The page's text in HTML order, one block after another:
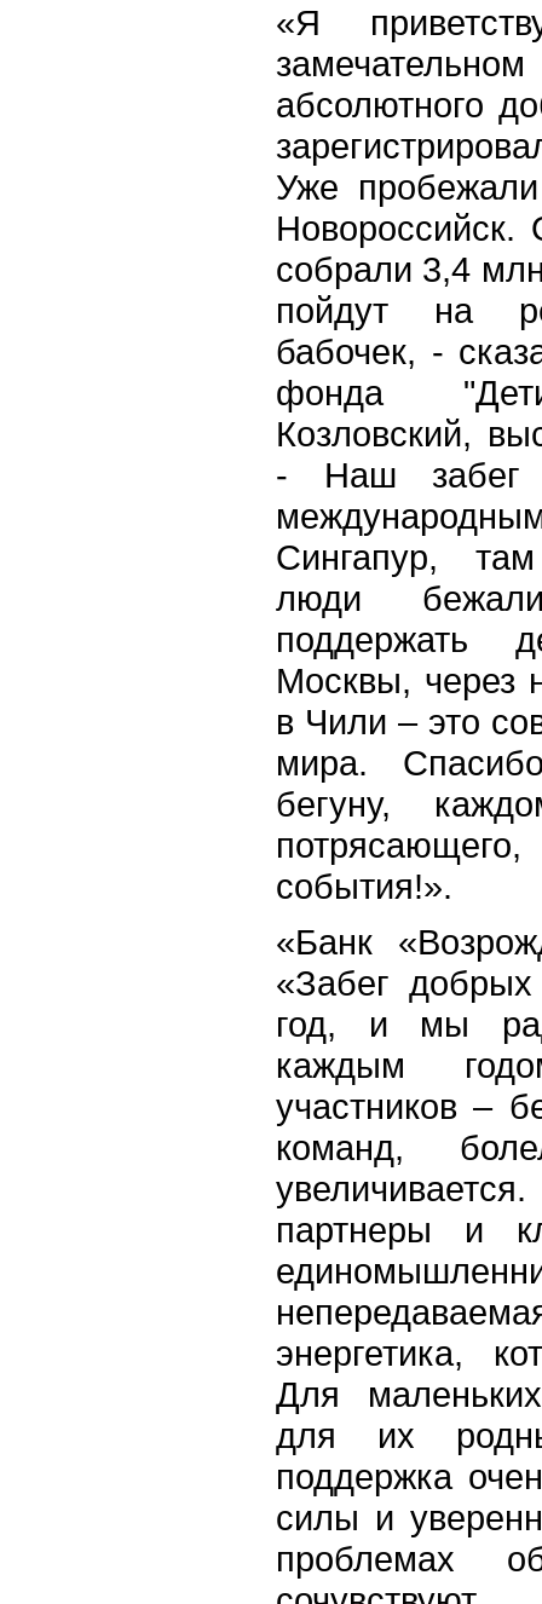
«Я
абсолютного
Уже
собрали 3,4
пойдут на
бабочек, -
фонда
Козловский,
- Наш забег
Сингапур,
люди
поддержать
Москвы, через
в Чили – это
мира.
бегуну,
события!».
«Банк
«Забег
год, и мы
каждым
участников –
команд,
партнеры и
энергетика,
Для
для их
поддержка
силы и
проблемах